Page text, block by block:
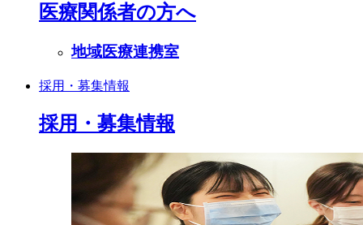
医療関係者の方へ
地域医療連携室
採用・募集情報
採用・募集情報